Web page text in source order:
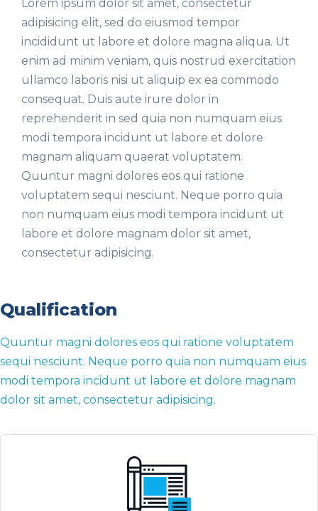
Lorem ipsum dolor sit amet, consectetur
adipisicing elit, sed do eiusmod tempor
incididunt ut labore et dolore magna aliqua. Ut
enim ad minim veniam, quis nostrud exercitation
ullamco laboris nisi ut aliquip ex ea commodo
consequat. Duis aute irure dolor in
reprehenderit in sed quia non numquam eius
modi tempora incidunt ut labore et dolore
magnam aliquam quaerat voluptatem.
Quuntur magni dolores eos qui ratione
voluptatem sequi nesciunt. Neque porro quia
non numquam eius modi tempora incidunt ut
labore et dolore magnam dolor sit amet,
consectetur adipisicing.
Qualification
Quuntur magni dolores eos qui ratione voluptatem
sequi nesciunt. Neque porro quia non numquam eius
modi tempora incidunt ut labore et dolore magnam
dolor sit amet, consectetur adipisicing.